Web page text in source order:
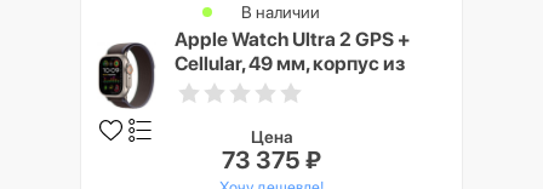
Apple Watch Ultra 2 GPS +
Cellular, 49 мм, корпус из
титана, ремешок Trail синего/
В наличии
Цена
73 375 ₽